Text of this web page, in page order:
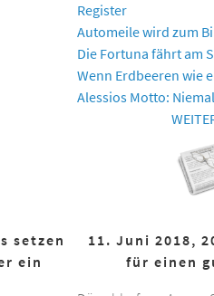
Register
Automeile wird zum
Die Fortuna fährt am
Wenn Erdbeeren wie
Alessios Motto:
setzen
ein
11. Juni 2018,
für einen